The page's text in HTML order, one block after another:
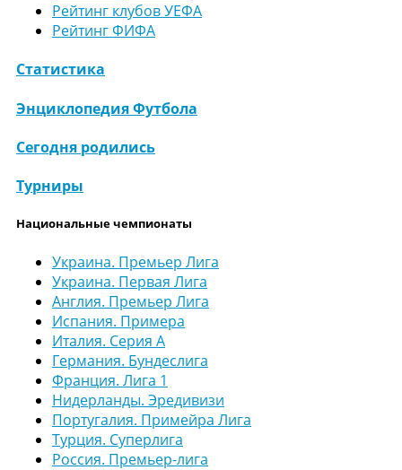
Рейтинг клубов УЕФА
Рейтинг ФИФА
Статистика
Энциклопедия Футбола
Сегодня родились
Турниры
Национальные чемпионаты
Украина. Премьер Лига
Украина. Первая Лига
Англия. Премьер Лига
Испания. Примера
Италия. Серия А
Германия. Бундеслига
Франция. Лига 1
Нидерланды. Эредивизи
Португалия. Примейра Лига
Турция. Суперлига
Россия. Премьер-лига